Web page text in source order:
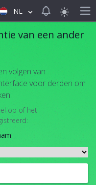
NL View
van een ander
volgen van
voor derden om
op of het